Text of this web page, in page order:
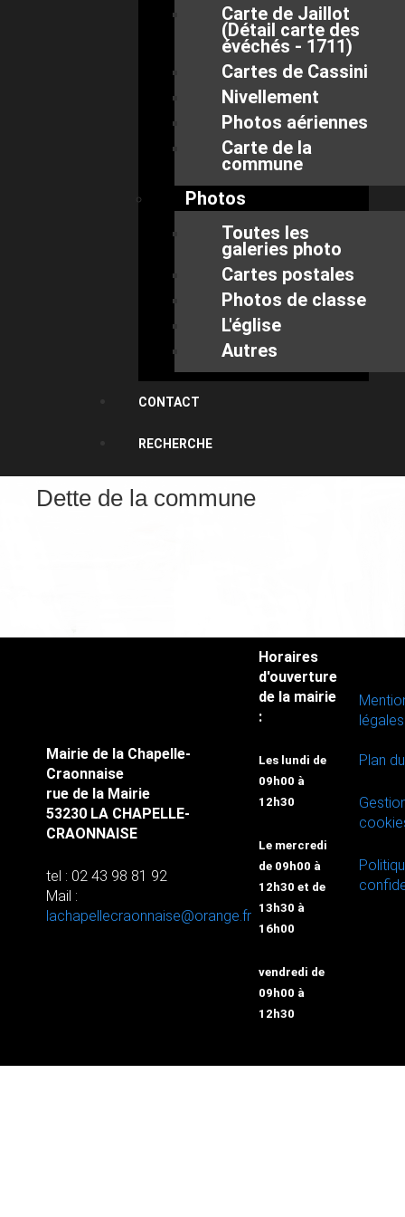
Carte de Jaillot
(Détail carte des
évéchés - 1711)
Cartes de Cassini
Nivellement
Photos aériennes
Carte de la
commune
Photos
Toutes les
galeries photo
Cartes postales
Photos de classe
L'église
Autres
CONTACT
RECHERCHE
Dette de la commune
Mairie de la Chapelle-
Craonnaise
rue de la Mairie
53230 LA CHAPELLE-
CRAONNAISE
tel : 02 43 98 81 92
Mail :
lachapellecraonnaise@orange.fr
Horaires
d'ouverture
de la mairie
:
Les lundi de
09h00 à
12h30
Le mercredi
de 09h00 à
12h30 et de
13h30 à
16h00
vendredi de
09h00 à
12h30
légales
Plan